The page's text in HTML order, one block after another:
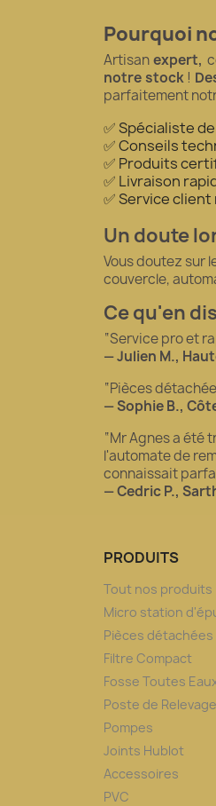
Pourquoi
Artisanexpert,
notre stock!
parfaitement
✅ Spécialiste
✅ Conseils
✅ Produits
✅ Livraison
✅ Service
Un doute
Vous doutez sur
couvercle,
Ce qu'en
“Service pro et
— Julien M.,
“Pièces
— Sophie B.,
“Mr Agnes a été
l'automate de
connaissait
— Cedric P.,
PRODUITS
Tout nos produits
Micro station
Pièces
Filtre Compact
Fosse Toutes
Poste de Relevage
Pompes
Joints Hublot
Accessoires
PVC